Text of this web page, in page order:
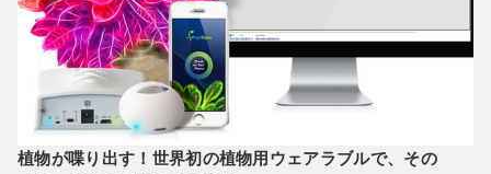
植物が喋り出す！世界初の植物用ウェアラブルで、その